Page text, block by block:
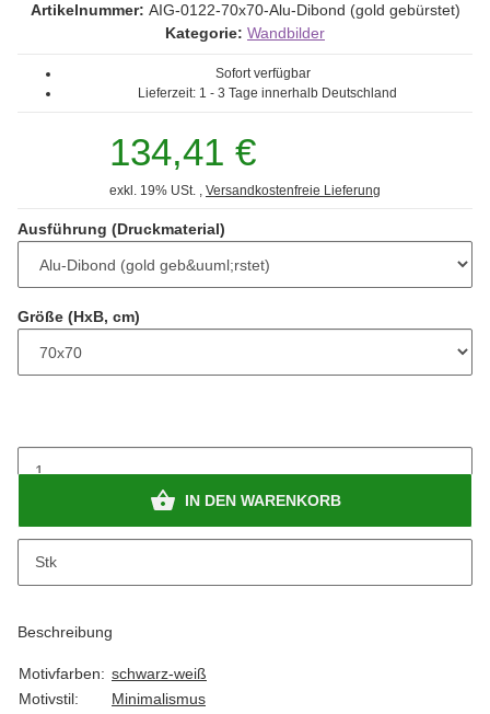
Artikelnummer: AIG-0122-70x70-Alu-Dibond (gold gebürstet)
Kategorie: Wandbilder
Sofort verfügbar
Lieferzeit: 1 - 3 Tage innerhalb Deutschland
134,41 €
exkl. 19% USt. , Versandkostenfreie Lieferung
Ausführung (Druckmaterial)
Größe (HxB, cm)
Stk
IN DEN WARENKORB
Beschreibung
Motivfarben: schwarz-weiß
Motivstil:
Minimalismus